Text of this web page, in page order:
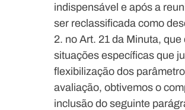
indispensável e após a
ser reclassificada como
no Art. 21 da Minuta, que
situações específicas que
flexibilização dos
avaliação, obtivemos o
inclusão do seguinte